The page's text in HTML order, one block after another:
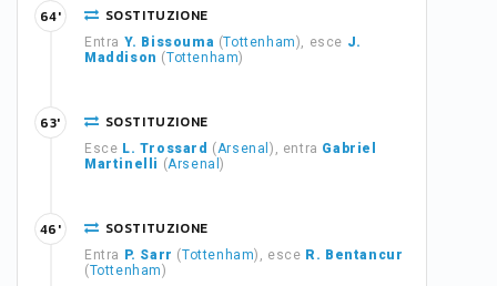
SOSTITUZIONE
Entra Y. Bissouma (Tottenham), esce J.
Maddison (Tottenham)
64'
SOSTITUZIONE
Esce L. Trossard (Arsenal), entra Gabriel
Martinelli (Arsenal)
63'
SOSTITUZIONE
Entra P. Sarr (Tottenham), esce R. Bentancur
(Tottenham)
46'